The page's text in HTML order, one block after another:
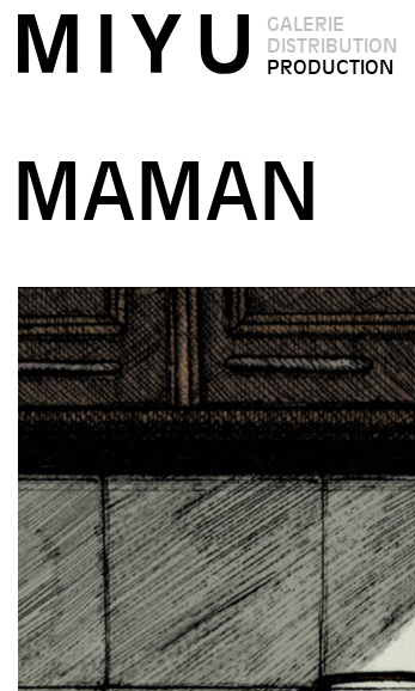
GALERIE
DISTRIBUTION
PRODUCTION
MAMAN